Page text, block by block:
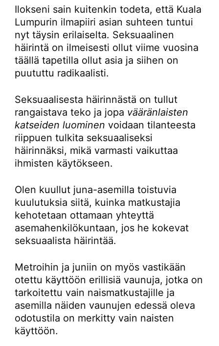
Ilokseni sain kuitenkin todeta, että Kuala
Lumpurin ilmapiiri asian suhteen tuntui
nyt täysin erilaiselta. Seksuaalinen
häirintä on ilmeisesti ollut viime vuosina
täällä tapetilla ollut asia ja siihen on
puututtu radikaalisti.
Seksuaalisesta häirinnästä on tullut
rangaistava teko ja jopa vääränlaisten
katseiden luominen voidaan tilanteesta
riippuen tulkita seksuaaliseksi
häirinnäksi, mikä varmasti vaikuttaa
ihmisten käytökseen.
Olen kuullut juna-asemilla toistuvia
kuulutuksia siitä, kuinka matkustajia
kehotetaan ottamaan yhteyttä
asemahenkilökuntaan, jos he kokevat
seksuaalista häirintää.
Metroihin ja juniin on myös vastikään
otettu käyttöön erillisiä vaunuja, jotka on
tarkoitettu vain naismatkustajille ja
asemilla näiden vaunujen edessä oleva
odotustila on merkitty vain naisten
käyttöön.